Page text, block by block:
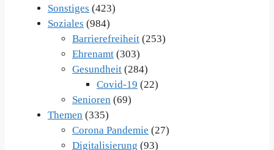
Sonstiges (423)
Soziales (984)
Barrierefreiheit (253)
Ehrenamt (303)
Gesundheit (284)
Covid-19 (22)
Senioren (69)
Themen (335)
Corona Pandemie (27)
Digitalisierung (93)